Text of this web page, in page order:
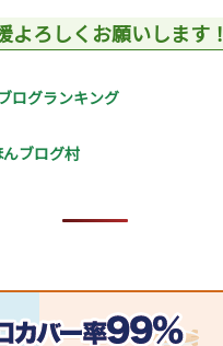
よろしくお願いします！
ログランキング
ブログ村